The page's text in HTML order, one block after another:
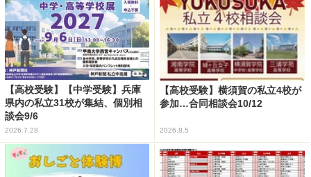
【高校受験】【中学受験】兵庫
県内の私立31校が集結、個別相
談会9/6
2026.7.28
【高校受験】横須賀の私立4校が
参加…合同相談会10/12
2026.8.5